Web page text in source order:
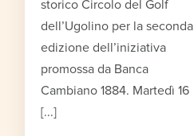
storico Circolo del Golf
dell’Ugolino per la seconda
edizione dell’iniziativa
promossa da Banca
Cambiano 1884. Martedì 16
[...]